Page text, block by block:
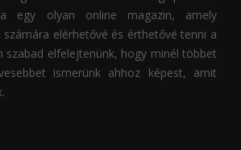
egy olyan online magazin, amely
számára elérhetővé és érthetővé tenni a
szabad elfelejtenünk, hogy minél többet
ismerünk ahhoz képest, amit